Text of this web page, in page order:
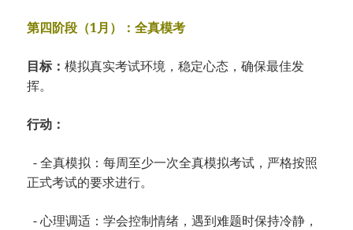
第四阶段（1月）：全真模考
目标：模拟真实考试环境，稳定心态，确保最佳发
挥。
行动：
- 全真模拟：每周至少一次全真模拟考试，严格按照
正式考试的要求进行。
- 心理调适：学会控制情绪，遇到难题时保持冷静，